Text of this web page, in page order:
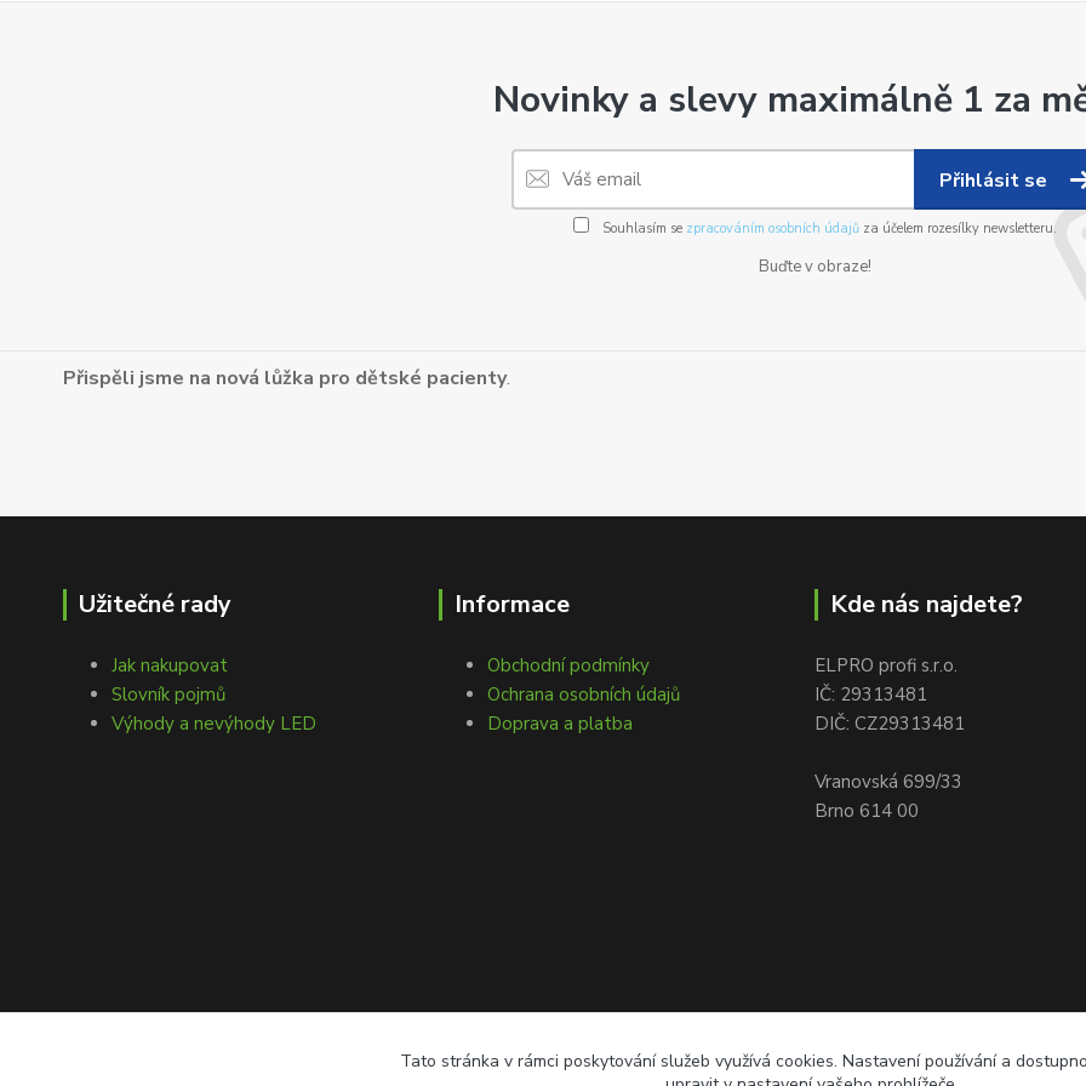
Novinky a slevy maximálně 1 za
Přihlásit se
Souhlasím se zpracováním osobních údajůza účelem rozesílky newsletteru.
Buďte v obraze!
Přispěli jsme na nová lůžka pro dětské pacienty.
Užitečné rady
Jak nakupovat
Slovník pojmů
Výhody a nevýhody LED
Informace
Obchodní podmínky
Ochrana osobních údajů
Doprava a platba
Kde nás najdete?
ELPRO profi s.r.o.
IČ: 29313481
DIČ: CZ29313481
Vranovská 699/33
Brno 614 00
Tato stránka v rámci poskytování služeb využívá cookies. Nastavení používání a